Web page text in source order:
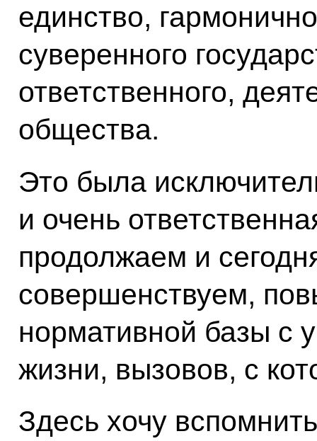
единство,
суверенного
ответственного,
общества.
Это была
и очень
продолжаем и
совершенствуем,
нормативной базы с
жизни, вызовов, с
Здесь хочу